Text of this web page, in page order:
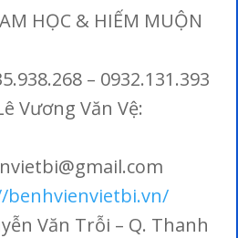
HỌC & HIẾM MUỘN
– 0932.131.393
Vương Văn Vệ:
benhvienvietbi.vn/
Văn Trỗi – Q. Thanh